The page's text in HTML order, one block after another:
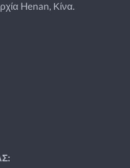
Henan, Κίνα.